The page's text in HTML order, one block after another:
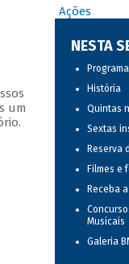
um
Ações
NESTA
História
Quintas
Sextas
Reserva
Filmes e
Receba
Musicais
Galeria